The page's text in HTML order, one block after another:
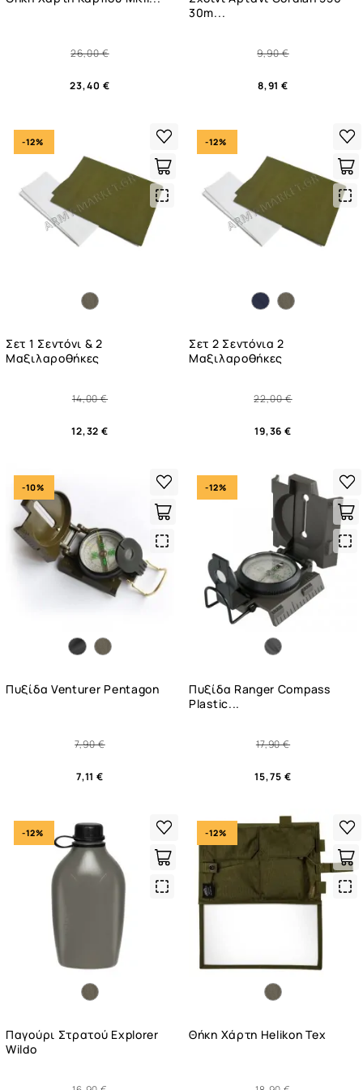
23,40 €
26,00 €
30m...
8,91 €
9,90 €
Σετ 1 Σεντόνι & 2
Μαξιλαροθήκες
12,32 €
14,00 €
Quick
-12%
Σετ 2 Σεντόνια 2
Μαξιλαροθήκες
19,36 €
22,00 €
-12%
Πυξίδα Venturer Pentagon
7,11 €
7,90 €
Quick
-10%
Πυξίδα Ranger Compass
Plastic...
15,75 €
17,90 €
-12%
Παγούρι Στρατού Explorer
Wildo
Quick
-12%
Θήκη Χάρτη Helikon Tex
-12%